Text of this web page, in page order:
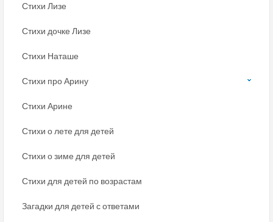
Стихи Лизе
Стихи дочке Лизе
Стихи Наташе
Стихи про Арину
Стихи Арине
Стихи о лете для детей
Стихи о зиме для детей
Стихи для детей по возрастам
Загадки для детей с ответами